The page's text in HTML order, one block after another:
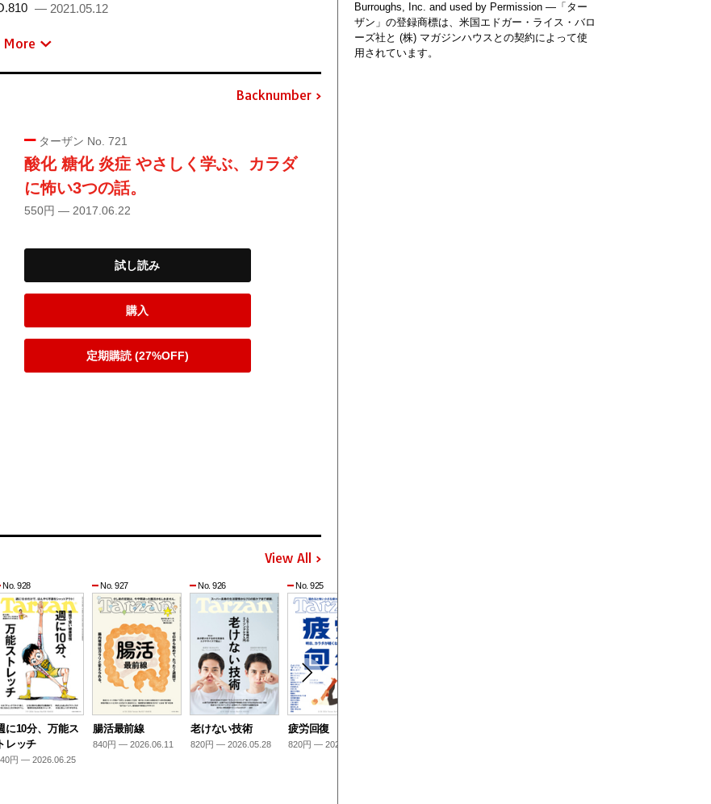
— 2021.05.12
More
Backnumber
ターザン No. 721
酸化 糖化 炎症 やさしく学ぶ、カラダ
に怖い3つの話。
550円 — 2017.06.22
試し読み
購入
定期購読 (27%OFF)
View All
No. 928
に10分、万能ス
トレッチ
円 — 2026.06.25
No. 927
腸活最前線
840円 — 2026.06.11
No. 926
老けない技術
820円 — 2026.05.28
No. 925
疲労回復
820円 — 2026.05.14
Burroughs, Inc. and used by Permission —「ター
ザン」の登録商標は、米国エドガー・ライス・バロ
ーズ社と (株) マガジンハウスとの契約によって使
用されています。